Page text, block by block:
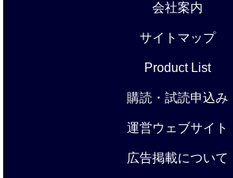
会社案内
サイトマップ
Product List
購読・試読申込み
運営ウェブサイト
広告掲載について